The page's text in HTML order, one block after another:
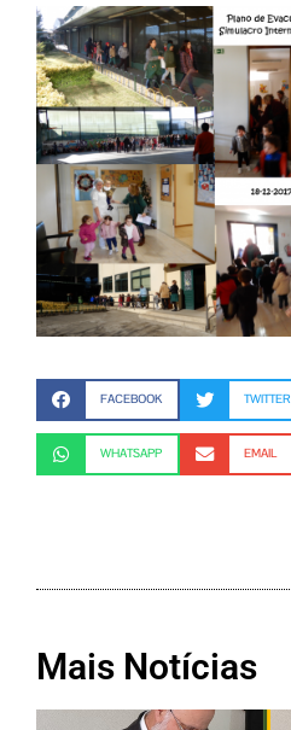
FACEBOOK TWITTER
WHATSAPP EMAIL
Mais Notícias